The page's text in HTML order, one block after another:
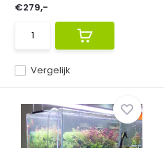
Vergelijk
€279,-